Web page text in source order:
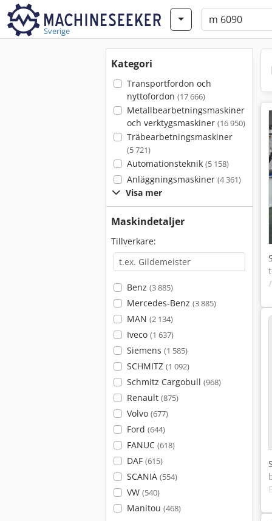
Sverige
Kategori
Transportfordon och
nyttofordon (17 666)
Metallbearbetningsmaskiner
och verktygsmaskiner (16 950)
Träbearbetningsmaskiner
(5 721)
Automationsteknik (5 158)
Anläggningsmaskiner (4 361)
Visa mer
Maskindetaljer
Tillverkare:
Benz (3 885)
Mercedes-Benz (3 885)
MAN (2 134)
Iveco (1 637)
Siemens (1 585)
SCHMITZ (1 092)
Schmitz Cargobull (968)
Renault (875)
Volvo (677)
Ford (644)
FANUC (618)
DAF (615)
SCANIA (554)
VW (540)
Manitou (468)